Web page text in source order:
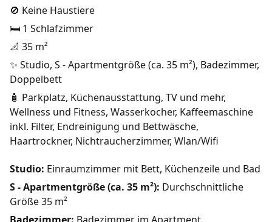
🚫 Keine Haustiere
🛏️ 1 Schlafzimmer
📐 35 m²
✨ Studio, S - Apartmentgröße (ca. 35 m²), Badezimmer,
Doppelbett
🧴 Parkplatz, Küchenausstattung, TV und mehr,
Wellness und Fitness, Wasserkocher, Kaffeemaschine
inkl. Filter, Endreinigung und Bettwäsche,
Haartrockner, Nichtraucherzimmer, Wlan/Wifi
Studio: Einraumzimmer mit Bett, Küchenzeile und Bad
S - Apartmentgröße (ca. 35 m²): Durchschnittliche
Größe 35 m²